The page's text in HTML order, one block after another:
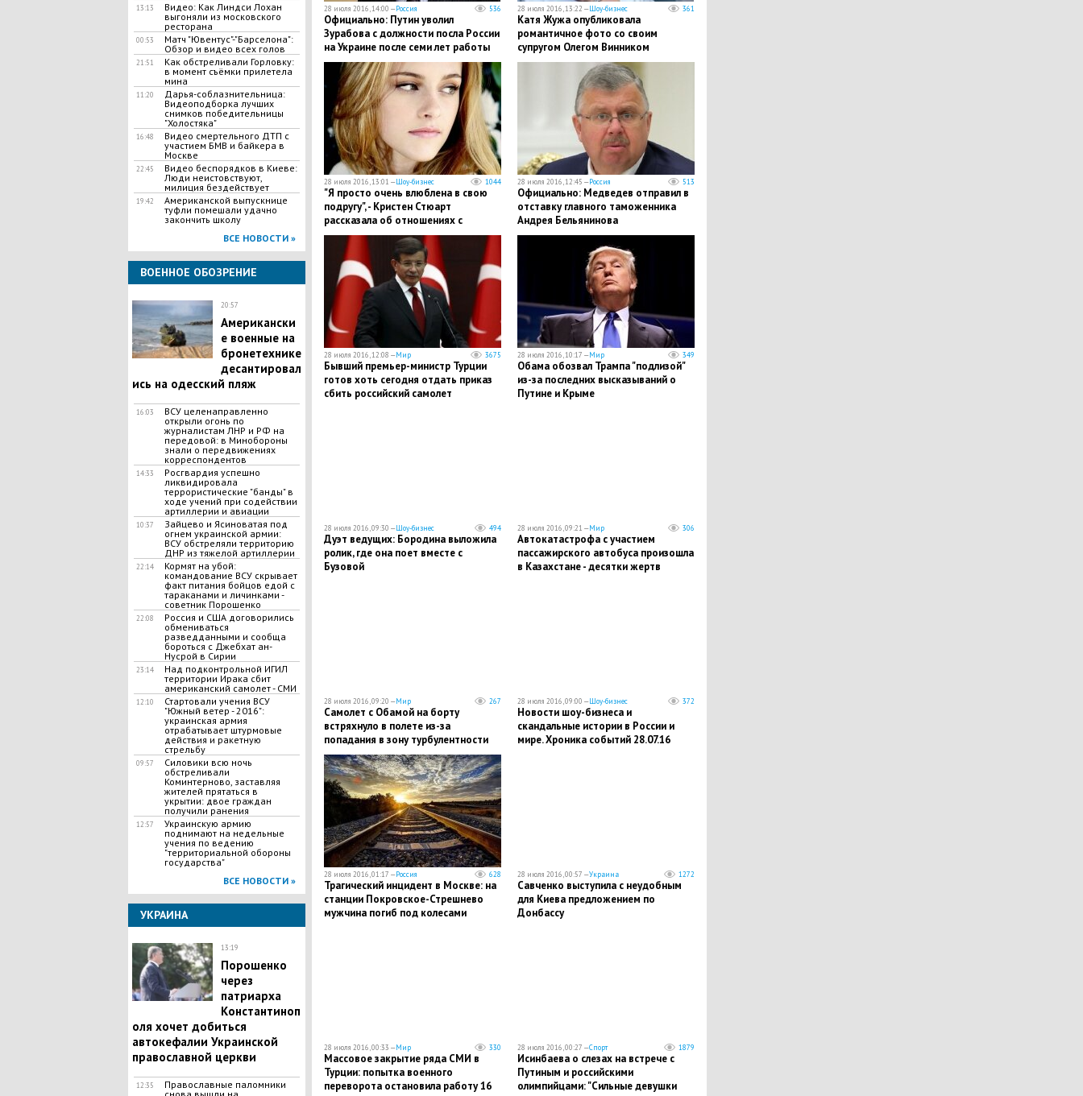
13:13
Видео: Как Линдси Лохан
выгоняли из московского
ресторана
00:53
Матч "Ювентус"-"Барселона":
Обзор и видео всех голов
21:51
Как обстреливали Горловку:
в момент съёмки прилетела
мина
11:20
Дарья-соблазнительница:
Видеоподборка лучших
снимков победительницы
"Холостяка"
16:48
Видео смертельного ДТП с
участием БМВ и байкера в
Москве
22:45
Видео беспорядков в Киеве:
Люди неистовствуют,
милиция бездействует
19:42
Американской выпускнице
туфли помешали удачно
закончить школу
ВСЕ НОВОСТИ »
ВОЕННОЕ ОБОЗРЕНИЕ
20:57
Американски
е военные на
бронетехнике
десантировал
ись на одесский пляж
16:03
ВСУ целенаправленно
открыли огонь по
журналистам ЛНР и РФ на
передовой: в Минобороны
знали о передвижениях
корреспондентов
14:33
Росгвардия успешно
ликвидировала
террористические "банды" в
ходе учений при содействии
артиллерии и авиации
10:37
Зайцево и Ясиноватая под
огнем украинской армии:
ВСУ обстреляли территорию
ДНР из тяжелой артиллерии
22:14
Кормят на убой:
командование ВСУ скрывает
факт питания бойцов едой с
тараканами и личинками -
советник Порошенко
22:08
Россия и США договорились
обмениваться
разведданными и сообща
бороться с Джебхат ан-
Нусрой в Сирии
23:14
Над подконтрольной ИГИЛ
территории Ирака сбит
американский самолет - СМИ
12:10
Стартовали учения ВСУ
"Южный ветер - 2016":
украинская армия
отрабатывает штурмовые
действия и ракетную
стрельбу
09:57
Силовики всю ночь
обстреливали
Коминтерново, заставляя
жителей прятаться в
укрытии: двое граждан
получили ранения
12:57
Украинскую армию
поднимают на недельные
учения по ведению
"территориальной обороны
государства"
ВСЕ НОВОСТИ »
УКРАИНА
13:19
Порошенко
через
патриарха
Константиноп
оля хочет добиться
автокефалии Украинской
православной церкви
12:35
Православные паломники
28 июля 2016, 14:00 —Россия 536
Официально: Путин уволил
Зурабова с должности посла России
на Украине после семи лет работы
28 июля 2016, 13:22 —Шоу-бизнес 361
Катя Жужа опубликовала
романтичное фото со своим
супругом Олегом Винником
28 июля 2016, 13:01 —Шоу-бизнес 1044
"Я просто очень влюблена в свою
подругу", - Кристен Стюарт
рассказала об отношениях с
девушкой
28 июля 2016, 12:45 —Россия 513
Официально: Медведев отправил в
отставку главного таможенника
Андрея Бельянинова
28 июля 2016, 12:08 —Мир 3675
Бывший премьер-министр Турции
готов хоть сегодня отдать приказ
сбить российский самолет
28 июля 2016, 10:17 —Мир 349
Обама обозвал Трампа "подлизой"
из-за последних высказываний о
Путине и Крыме
28 июля 2016, 09:30 —Шоу-бизнес 494
Дуэт ведущих: Бородина выложила
ролик, где она поет вместе с
Бузовой
28 июля 2016, 09:21 —Мир 306
Автокатастрофа с участием
пассажирского автобуса произошла
в Казахстане - десятки жертв
28 июля 2016, 09:20 —Мир 267
Самолет с Обамой на борту
встряхнуло в полете из-за
попадания в зону турбулентности
28 июля 2016, 09:00 —Шоу-бизнес 372
Новости шоу-бизнеса и
скандальные истории в России и
мире. Хроника событий 28.07.16
28 июля 2016, 01:17 —Россия 628
​Трагический инцидент в Москве: на
станции Покровское-Стрешнево
мужчина погиб под колесами
28 июля 2016, 00:57 —Украина 1272
Савченко выступила с неудобным
для Киева предложением по
Донбассу
28 июля 2016, 00:33 —Мир 330
​Массовое закрытие ряда СМИ в
Турции: попытка военного
переворота остановила работу 16
28 июля 2016, 00:27 —Спорт 1879
Исинбаева о слезах на встрече с
Путиным и российскими
олимпийцами: "Сильные девушки